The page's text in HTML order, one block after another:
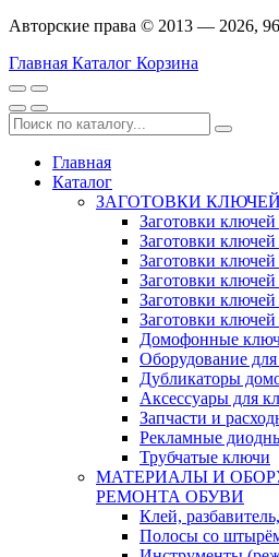
Авторские права © 2013 — 2026,
Главная Каталог Корзина
Главная
Каталог
ЗАГОТОВКИ
Заготовки
Заготовки
Заготовки
Заготовки
Заготовки
Заготовки
Домофонные
Оборудование
Дубликаторы
Аксессуары для
Запчасти и
Рекламные
Трубчатые ключи
МАТЕРИАЛЫ И
РЕМОНТА ОБУВИ
Клей,
Полосы со